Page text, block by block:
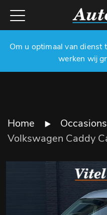
Om u optimaal van dienst
werken wij
Home
Occasions
Volkswagen Caddy